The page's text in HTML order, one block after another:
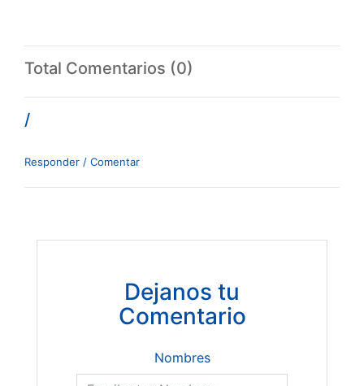
Total Comentarios (0)
/
Responder / Comentar
Dejanos tu
Comentario
Nombres